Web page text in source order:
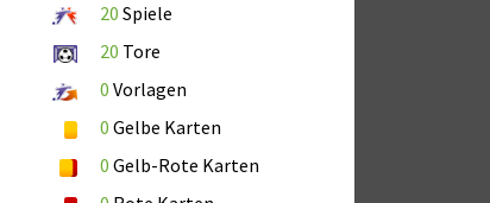
20 Spiele
20 Tore
0 Vorlagen
0 Gelbe Karten
0 Gelb-Rote Karten